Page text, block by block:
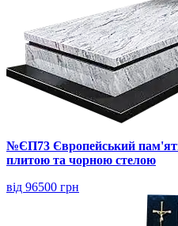
№ЄП73 Європейський
плитою та чорною стелою
від 96500 грн